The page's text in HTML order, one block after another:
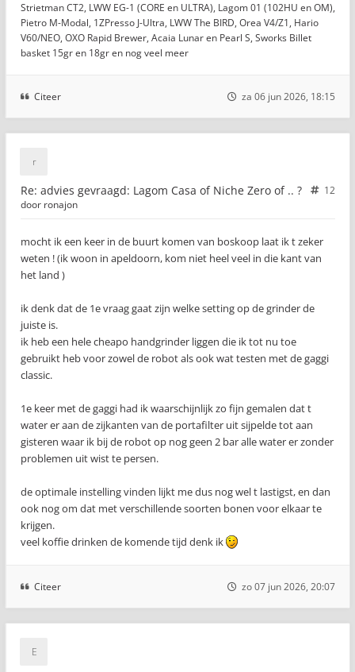
Strietman CT2, LWW EG-1 (CORE en ULTRA), Lagom 01 (102HU en OM),
Pietro M-Modal, 1ZPresso J-Ultra, LWW The BIRD, Orea V4/Z1, Hario
V60/NEO, OXO Rapid Brewer, Acaia Lunar en Pearl S, Sworks Billet
basket 15gr en 18gr en nog veel meer
Citeer za 06 jun 2026, 18:15
Re: advies gevraagd: Lagom Casa of Niche Zero of .. ?
12
door ronajon
mocht ik een keer in de buurt komen van boskoop laat ik t zeker
weten ! (ik woon in apeldoorn, kom niet heel veel in die kant van
het land )
ik denk dat de 1e vraag gaat zijn welke setting op de grinder de
juiste is.
ik heb een hele cheapo handgrinder liggen die ik tot nu toe
gebruikt heb voor zowel de robot als ook wat testen met de gaggi
classic.
1e keer met de gaggi had ik waarschijnlijk zo fijn gemalen dat t
water er aan de zijkanten van de portafilter uit sijpelde tot aan
gisteren waar ik bij de robot op nog geen 2 bar alle water er zonder
problemen uit wist te persen.
de optimale instelling vinden lijkt me dus nog wel t lastigst, en dan
ook nog om dat met verschillende soorten bonen voor elkaar te
krijgen.
veel koffie drinken de komende tijd denk ik
Citeer zo 07 jun 2026, 20:07